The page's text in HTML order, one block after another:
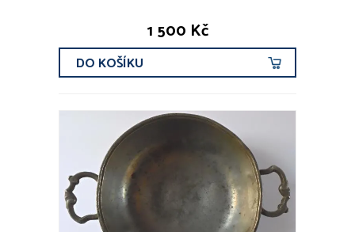
1 500 Kč
DO KOŠÍKU